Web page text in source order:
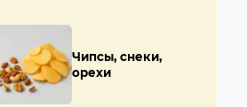
Чипсы, снеки,
орехи